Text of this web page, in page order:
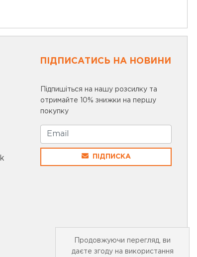
ПІДПИСАТИСЬ НА НОВИНИ
Підпишіться на нашу розсилку та
отримайте 10% знижки на першу
покупку
ПІДПИСКА
Продовжуючи перегляд, ви
даєте згоду на використання